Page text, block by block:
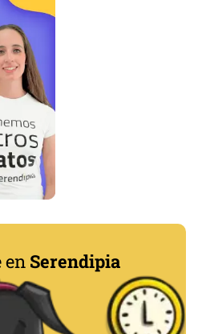
en Serendipia